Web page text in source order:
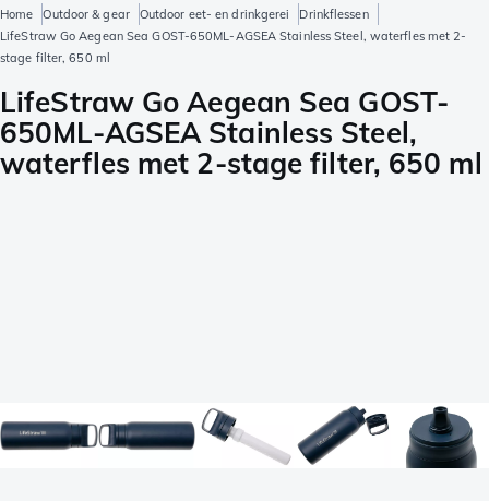
Home Outdoor & gear Outdoor eet- en drinkgerei
Drinkflessen
LifeStraw Go Aegean Sea GOST-650ML-AGSEA Stainless Steel, waterfles met 2-
stage filter, 650 ml
LifeStraw Go Aegean Sea GOST-
650ML-AGSEA Stainless Steel,
waterfles met 2-stage filter, 650 ml